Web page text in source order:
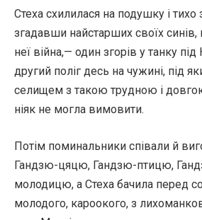
Стеха схилилася на подушку і тихо
згадавши найстарших своїх синів,
неї війна,— один згорів у танку
другий поліг десь на чужині, під
селищем з такою трудною і
ніяк не могла вимовити.
Потім поминальники співали й
Гандзю-цяцю, Гандзю-птицю,
молодицю, а Стеха бачила перед
молодого, кароокого, з